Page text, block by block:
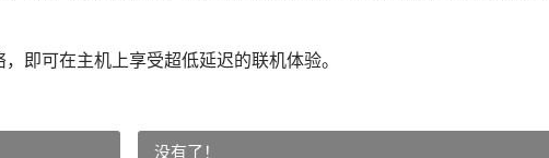
即可在主机上享受超低延迟的联机体验。
没有了！